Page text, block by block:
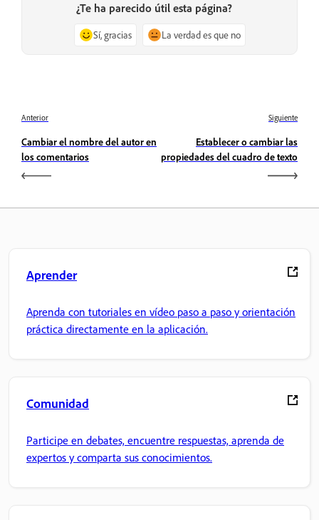
¿Te ha parecido útil esta página?
Sí, gracias La verdad es que no
Anterior
Cambiar el nombre del autor en
los comentarios
Siguiente
Establecer o cambiar las
propiedades del cuadro de texto
Aprender
Aprenda con tutoriales en vídeo paso a paso y orientación
práctica directamente en la aplicación.
Comunidad
Participe en debates, encuentre respuestas, aprenda de
expertos y comparta sus conocimientos.